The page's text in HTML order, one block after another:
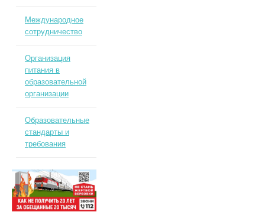
Международное
сотрудничество
Организация
питания в
образовательной
организации
Образовательные
стандарты и
требования